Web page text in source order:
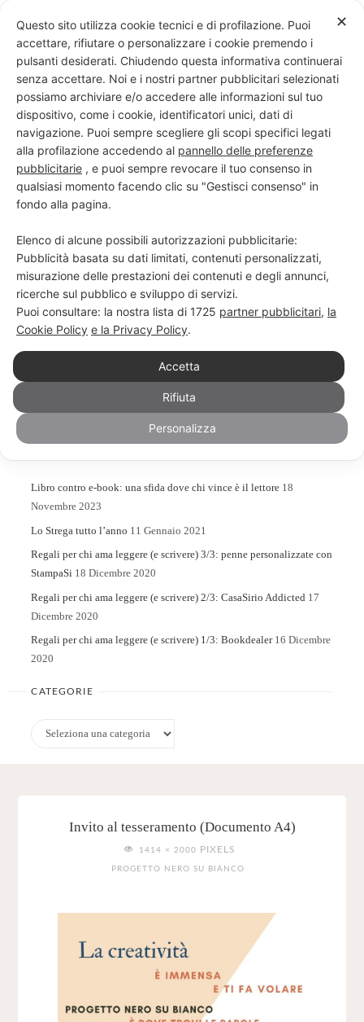
content
PROGETTO NERO SU BIANCO
Scuola di scrittura e creatività
Search
Libro contro e-book: una sfida dove chi vince è il lettore 18
Novembre 2023
Lo Strega tutto l’anno 11 Gennaio 2021
Regali per chi ama leggere (e scrivere) 3/3: penne personalizzate con
StampaSi 18 Dicembre 2020
Regali per chi ama leggere (e scrivere) 2/3: CasaSirio Addicted 17
Dicembre 2020
Regali per chi ama leggere (e scrivere) 1/3: Bookdealer 16 Dicembre
2020
CATEGORIE
Categorie
Invito al tesseramento (Documento A4)
FULL
SIZE
1414 × 2000 PIXELS
PROGETTO NERO SU BIANCO
✕
Questo sito utilizza cookie tecnici e di profilazione. Puoi
accettare, rifiutare o personalizzare i cookie premendo i
pulsanti desiderati. Chiudendo questa informativa continuerai
senza accettare. Noi e i nostri partner pubblicitari selezionati
possiamo archiviare e/o accedere alle informazioni sul tuo
dispositivo, come i cookie, identificatori unici, dati di
navigazione. Puoi sempre scegliere gli scopi specifici legati
alla profilazione accedendo al pannello delle preferenze
pubblicitarie , e puoi sempre revocare il tuo consenso in
qualsiasi momento facendo clic su "Gestisci consenso" in
fondo alla pagina.
Elenco di alcune possibili autorizzazioni pubblicitarie:
Pubblicità basata su dati limitati, contenuti personalizzati,
misurazione delle prestazioni dei contenuti e degli annunci,
ricerche sul pubblico e sviluppo di servizi.
Puoi consultare: la nostra lista di 1725 partner pubblicitari, la
Cookie Policy e la Privacy Policy.
Accetta
Rifiuta
Personalizza